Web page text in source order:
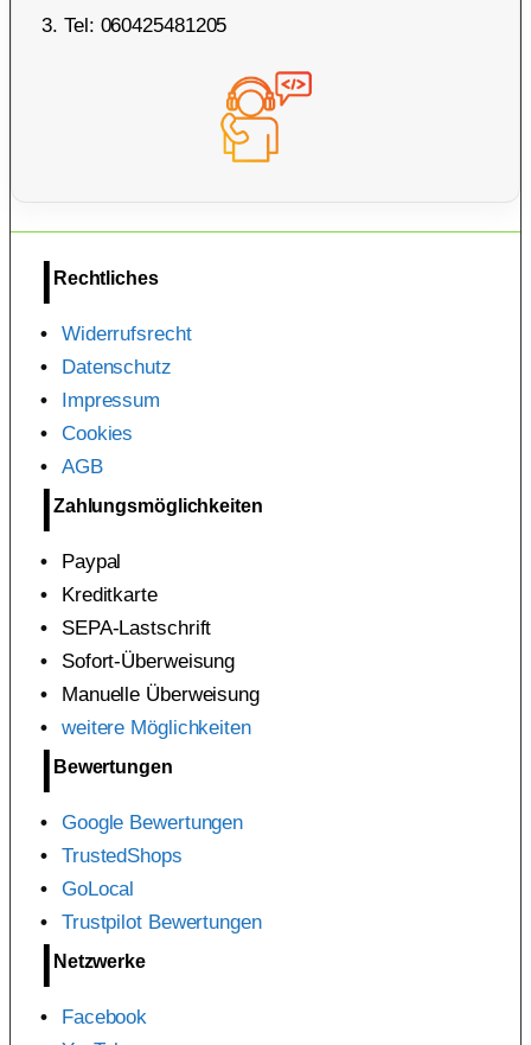
Tel: 060425481205
Rechtliches
Widerrufsrecht
Datenschutz
Impressum
Cookies
AGB
Zahlungsmöglichkeiten
Paypal
Kreditkarte
SEPA-Lastschrift
Sofort-Überweisung
Manuelle Überweisung
weitere Möglichkeiten
Bewertungen
Google Bewertungen
TrustedShops
GoLocal
Trustpilot Bewertungen
Netzwerke
Facebook